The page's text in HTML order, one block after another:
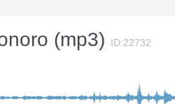
(mp3) ID:22732